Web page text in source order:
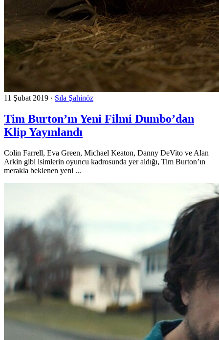
11 Şubat 2019 · Sıla Şahinöz
Tim Burton’ın Yeni Filmi Dumbo’dan
Klip Yayınlandı
Colin Farrell, Eva Green, Michael Keaton, Danny DeVito ve Alan
Arkin gibi isimlerin oyuncu kadrosunda yer aldığı, Tim Burton’ın
merakla beklenen yeni ...